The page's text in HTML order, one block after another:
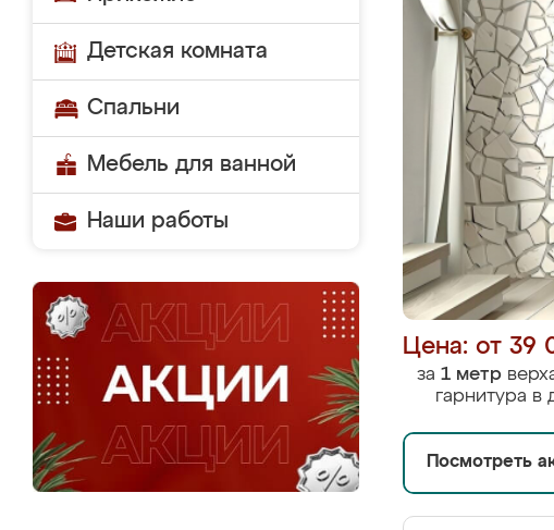
Детская комната
Спальни
Мебель для ванной
Наши работы
Цена: от 39
за 1 метр
гарнитура в
Посмотреть